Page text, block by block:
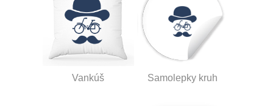
Vankúš Samolepky kruh